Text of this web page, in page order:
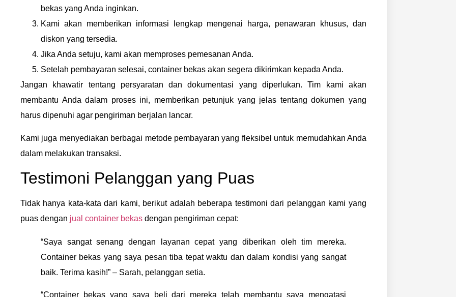
bekas yang Anda inginkan.
Kami akan memberikan informasi lengkap mengenai harga, penawaran khusus, dan
diskon yang tersedia.
Jika Anda setuju, kami akan memproses pemesanan Anda.
Setelah pembayaran selesai, container bekas akan segera dikirimkan kepada Anda.
Jangan khawatir tentang persyaratan dan dokumentasi yang diperlukan. Tim kami akan
membantu Anda dalam proses ini, memberikan petunjuk yang jelas tentang dokumen yang
harus dipenuhi agar pengiriman berjalan lancar.
Kami juga menyediakan berbagai metode pembayaran yang fleksibel untuk memudahkan Anda
dalam melakukan transaksi.
Testimoni Pelanggan yang Puas
Tidak hanya kata-kata dari kami, berikut adalah beberapa testimoni dari pelanggan kami yang
puas dengan jual container bekas dengan pengiriman cepat:
“Saya sangat senang dengan layanan cepat yang diberikan oleh tim mereka.
Container bekas yang saya pesan tiba tepat waktu dan dalam kondisi yang sangat
baik. Terima kasih!” – Sarah, pelanggan setia.
“Container bekas yang saya beli dari mereka telah membantu saya mengatasi